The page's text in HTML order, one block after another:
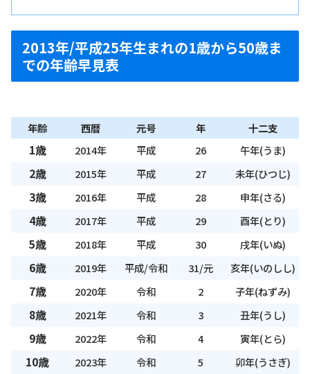
2013年/平成25年生まれの1歳から50歳ま
での年齢早見表
年齢 西暦 元号 年 十二支
1歳 2014年 平成 26 午年(うま)
2歳 2015年 平成 27 未年(ひつじ)
3歳 2016年 平成 28 申年(さる)
4歳 2017年 平成 29 酉年(とり)
5歳 2018年 平成 30 戌年(いぬ)
6歳 2019年 平成/令和 31/元 亥年(いのしし)
7歳 2020年 令和 2 子年(ねずみ)
8歳 2021年 令和 3 丑年(うし)
9歳 2022年 令和 4 寅年(とら)
10歳 2023年 令和 5 卯年(うさぎ)